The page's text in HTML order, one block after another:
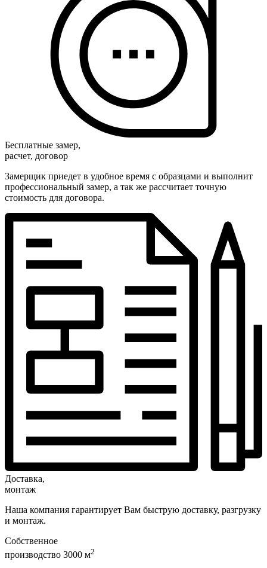
Бесплатные замер,
расчет, договор
Замерщик приедет в удобное время с образцами и выполнит
профессиональный замер, а так же рассчитает точную
стоимость для договора.
Доставка,
монтаж
Наша компания гарантирует Вам быструю доставку, разгрузку
и монтаж.
Собственное
производство 3000 м2